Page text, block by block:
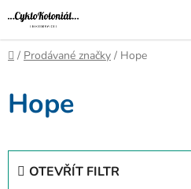
Přejít
na
obsah
Domů
/ Prodávané značky / Hope
Hope
OTEVŘÍT FILTR